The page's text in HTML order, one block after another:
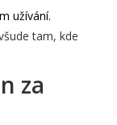
užívání.
tam, kde
za